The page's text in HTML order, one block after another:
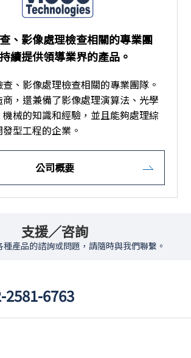
、影像處理檢查相關的專業團
續提供領導業界的產品。
、影像處理檢查相關的專業團隊。
，還兼備了影像處理演算法、光學
械的知識和經驗，並且能夠處理綜
型工程的企業。
公司概要
支援／咨詢
產品的諮詢或問題，請隨時與我們聯繫。
2581-6763